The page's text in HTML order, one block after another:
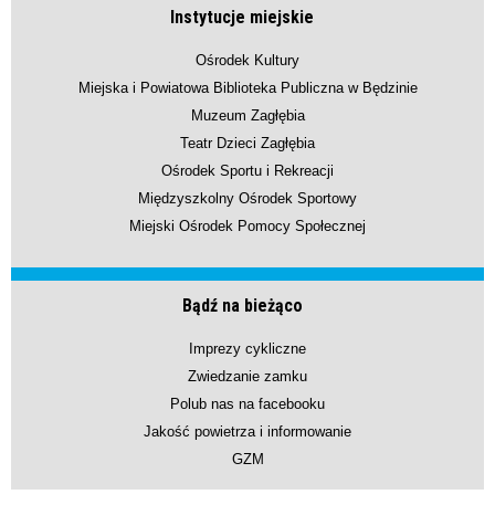
Instytucje miejskie
Ośrodek Kultury
Miejska i Powiatowa Biblioteka Publiczna w Będzinie
Muzeum Zagłębia
Teatr Dzieci Zagłębia
Ośrodek Sportu i Rekreacji
Międzyszkolny Ośrodek Sportowy
Miejski Ośrodek Pomocy Społecznej
Bądź na bieżąco
Imprezy cykliczne
Zwiedzanie zamku
Polub nas na facebooku
Jakość powietrza i informowanie
GZM